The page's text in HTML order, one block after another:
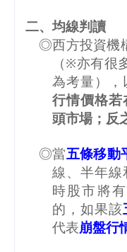
二、均線判讀
◎西方投資機
（※亦有很
為考量），
行情價格若
頭市場；反
◎當五條移動
線、半年線
時股市將有
的，如果該
代表崩盤行